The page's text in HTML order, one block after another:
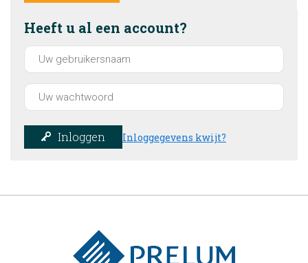
Heeft u al een account?
Inloggen Inloggegevens kwijt?